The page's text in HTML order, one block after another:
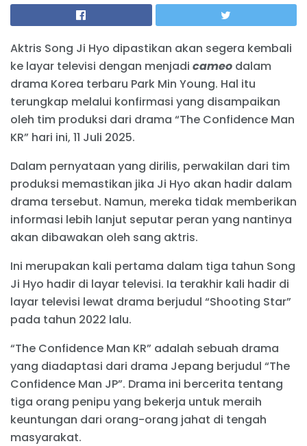
Aktris Song Ji Hyo dipastikan akan segera kembali
ke layar televisi dengan menjadi cameo dalam
drama Korea terbaru Park Min Young. Hal itu
terungkap melalui konfirmasi yang disampaikan
oleh tim produksi dari drama “The Confidence Man
KR” hari ini, 11 Juli 2025.
Dalam pernyataan yang dirilis, perwakilan dari tim
produksi memastikan jika Ji Hyo akan hadir dalam
drama tersebut. Namun, mereka tidak memberikan
informasi lebih lanjut seputar peran yang nantinya
akan dibawakan oleh sang aktris.
Ini merupakan kali pertama dalam tiga tahun Song
Ji Hyo hadir di layar televisi. Ia terakhir kali hadir di
layar televisi lewat drama berjudul “Shooting Star”
pada tahun 2022 lalu.
“The Confidence Man KR” adalah sebuah drama
yang diadaptasi dari drama Jepang berjudul “The
Confidence Man JP”. Drama ini bercerita tentang
tiga orang penipu yang bekerja untuk meraih
keuntungan dari orang-orang jahat di tengah
masyarakat.